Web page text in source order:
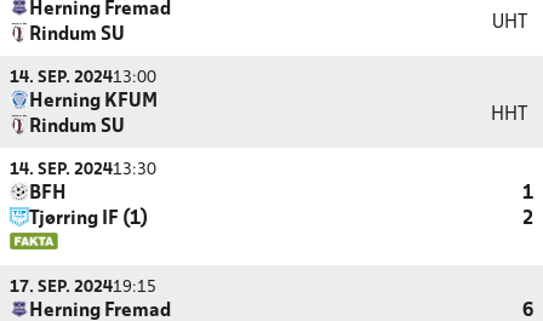
Herning Fremad
Rindum SU
UHT
14. SEP. 202413:00
Herning KFUM
Rindum SU
HHT
14. SEP. 202413:30
BFH
1
Tjørring IF (1)
2
17. SEP. 202419:15
Herning Fremad
6